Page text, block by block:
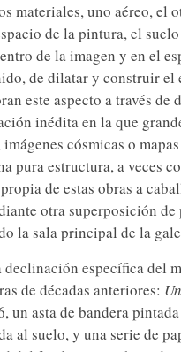
materiales, uno aéreo, el
de la pintura, el
de la imagen y en el
de dilatar y construir el
este aspecto a través
inédita en la que
cósmicas o
pura estructura, a veces
de estas obras a
otra superposición de
la sala principal de la
específica del
de décadas anteriores:
un asta de bandera
al suelo, y una serie de